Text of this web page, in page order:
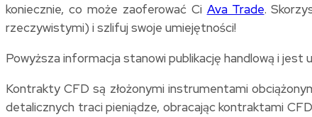
koniecznie, co może zaoferować Ci Ava Trade.
rzeczywistymi) i szlifuj swoje umiejętności!
Powyższa informacja stanowi publikację handlową i jest
Kontrakty CFD są złożonymi instrumentami
detalicznych traci pieniądze, obracając kontraktami